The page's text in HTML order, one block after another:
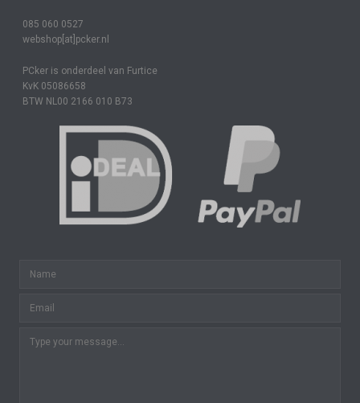
085 060 0527
webshop[at]pcker.nl
PCker is onderdeel van Furtice
KvK 05086658
BTW NL00 2166 010 B73